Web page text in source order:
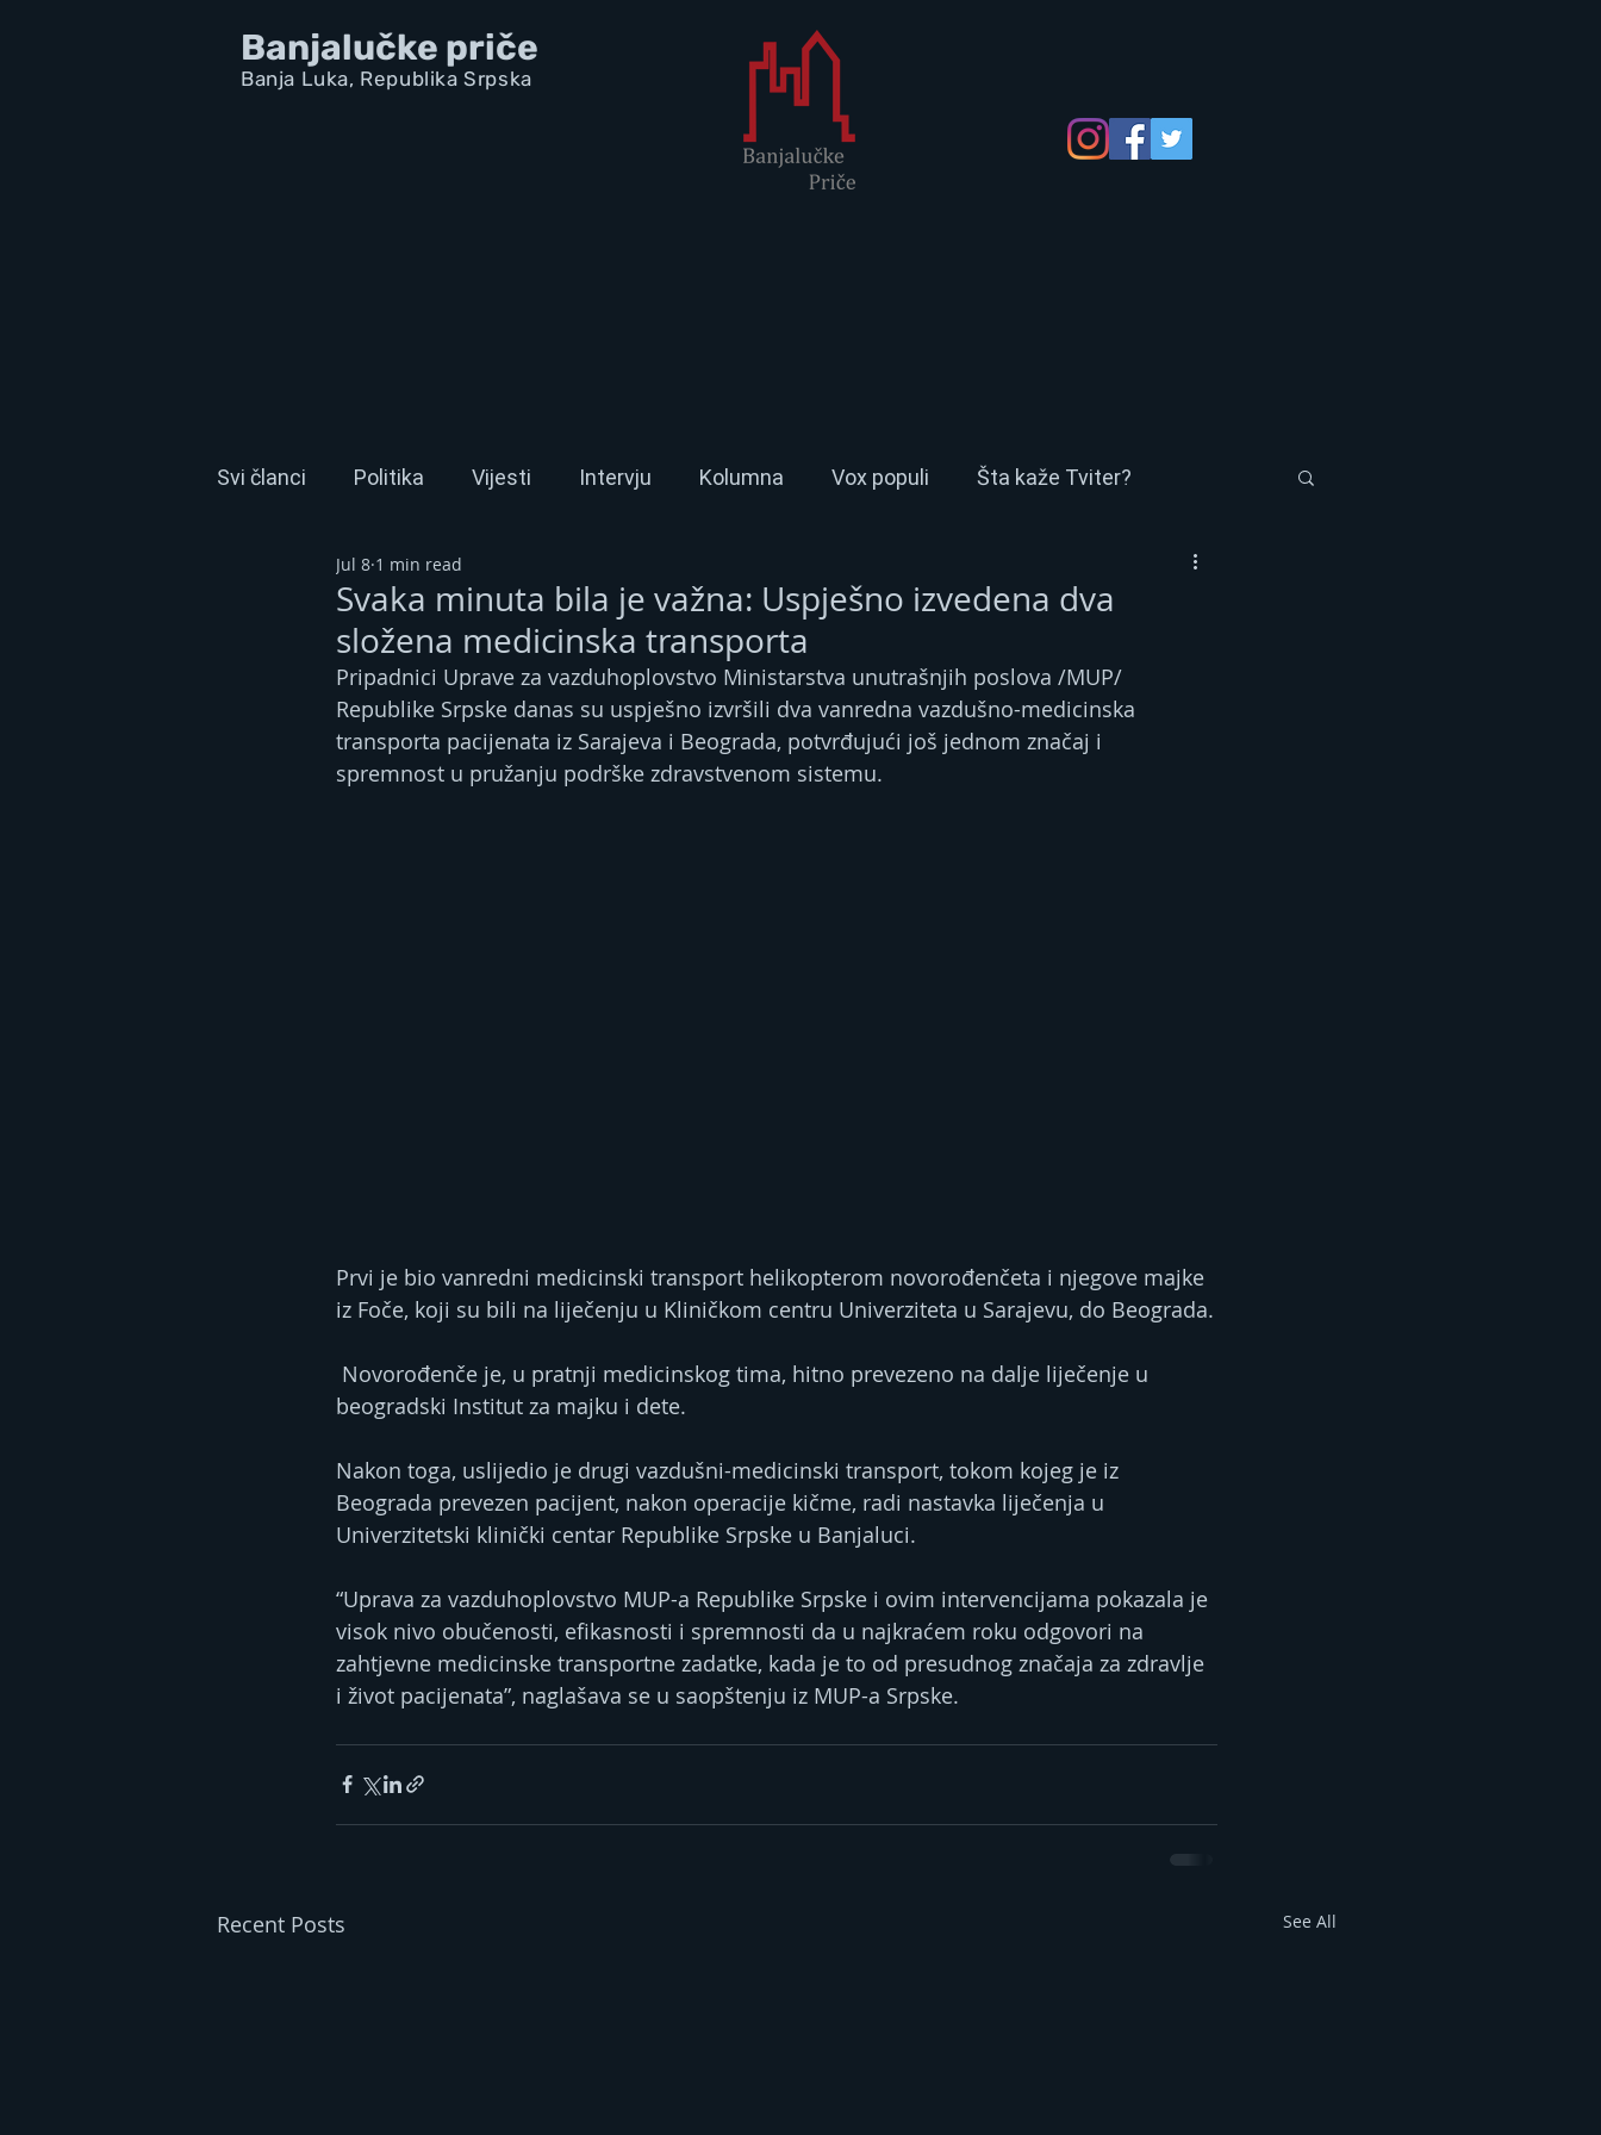
Banjalučke priče
Banja Luka, Republika Srpska
Svi članci Politika Vijesti Intervju Kolumna Vox populi Šta kaže Tviter?
Svaka minuta bila je važna: Uspješno izvedena dva
složena medicinska transporta
Jul 8 1 min read
Pripadnici Uprave za vazduhoplovstvo Ministarstva unutrašnjih poslova /MUP/
Republike Srpske danas su uspješno izvršili dva vanredna vazdušno-medicinska
transporta pacijenata iz Sarajeva i Beograda, potvrđujući još jednom značaj i
spremnost u pružanju podrške zdravstvenom sistemu.
Prvi je bio vanredni medicinski transport helikopterom novorođenčeta i njegove majke
iz Foče, koji su bili na liječenju u Kliničkom centru Univerziteta u Sarajevu, do Beograda.
beogradski Institut za majku i dete.
Nakon toga, uslijedio je drugi vazdušni-medicinski transport, tokom kojeg je iz
Beograda prevezen pacijent, nakon operacije kičme, radi nastavka liječenja u
Univerzitetski klinički centar Republike Srpske u Banjaluci.
“Uprava za vazduhoplovstvo MUP-a Republike Srpske i ovim intervencijama pokazala je
visok nivo obučenosti, efikasnosti i spremnosti da u najkraćem roku odgovori na
zahtjevne medicinske transportne zadatke, kada je to od presudnog značaja za zdravlje
i život pacijenata”, naglašava se u saopštenju iz MUP-a Srpske.
Recent Posts See All